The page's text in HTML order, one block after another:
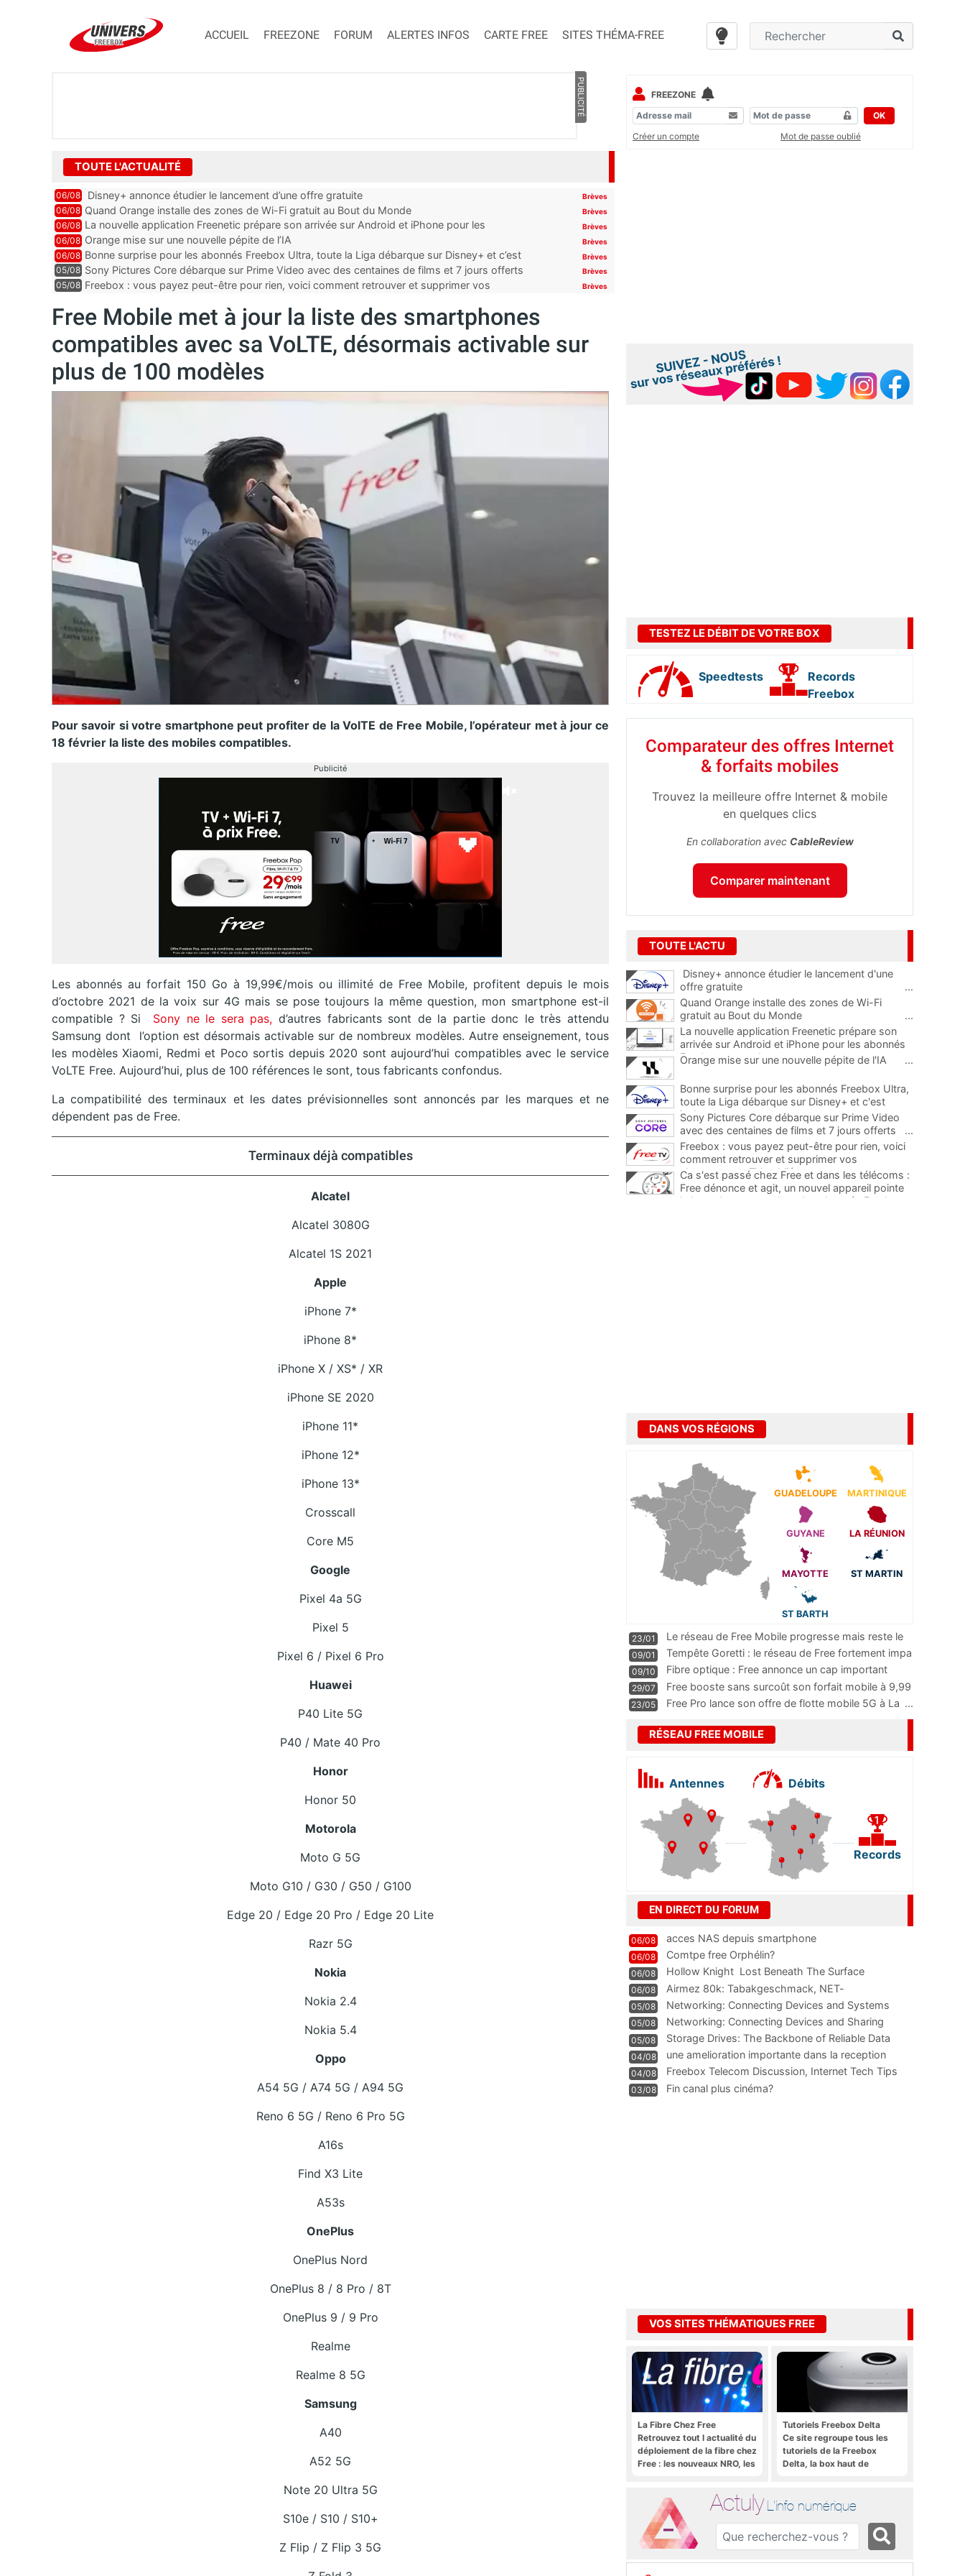
ACCUEIL FREEZONE FORUM ALERTES INFOS CARTE FREE SITES THÉMA-FREE
PUBLICITÉ
TOUTE L'ACTUALITÉ
06/08 Disney+ annonce étudier le lancement d’une offre gratuite Brèves
06/08 Quand Orange installe des zones de Wi-Fi gratuit au Bout du Monde Brèves
06/08 La nouvelle application Freenetic prépare son arrivée sur Android et iPhone pour les
abonnés Freebox, testez la
Brèves
06/08 Orange mise sur une nouvelle pépite de l’IA Brèves
06/08 Bonne surprise pour les abonnés Freebox Ultra, toute la Liga débarque sur Disney+ et c’est
inclus
Brèves
05/08 Sony Pictures Core débarque sur Prime Video avec des centaines de films et 7 jours offerts Brèves
05/08 Freebox : vous payez peut-être pour rien, voici comment retrouver et supprimer vos
Brèves
Free Mobile met à jour la liste des smartphones
compatibles avec sa VoLTE, désormais activable sur
plus de 100 modèles
Pour savoir si votre smartphone peut profiter de la VolTE de Free Mobile, l’opérateur met à jour ce
18 février la liste des mobiles compatibles.
Publicité
Les abonnés au forfait 150 Go à 19,99€/mois ou illimité de Free Mobile, profitent depuis le mois
d’octobre 2021 de la voix sur 4G mais se pose toujours la même question, mon smartphone est-il
compatible ? Si Sony ne le sera pas, d’autres fabricants sont de la partie donc le très attendu
Samsung dont l’option est désormais activable sur de nombreux modèles. Autre enseignement, tous
les modèles Xiaomi, Redmi et Poco sortis depuis 2020 sont aujourd’hui compatibles avec le service
VoLTE Free. Aujourd’hui, plus de 100 références le sont, tous fabricants confondus.
La compatibilité des terminaux et les dates prévisionnelles sont annoncés par les marques et ne
dépendent pas de Free.
Terminaux déjà compatibles
Alcatel
Alcatel 3080G
Alcatel 1S 2021
Apple
iPhone 7*
iPhone 8*
iPhone X / XS* / XR
iPhone SE 2020
iPhone 11*
iPhone 12*
iPhone 13*
Crosscall
Core M5
Google
Pixel 4a 5G
Pixel 5
Pixel 6 / Pixel 6 Pro
Huawei
P40 Lite 5G
P40 / Mate 40 Pro
Honor
Honor 50
Motorola
Moto G 5G
Moto G10 / G30 / G50 / G100
Edge 20 / Edge 20 Pro / Edge 20 Lite
Razr 5G
Nokia
Nokia 2.4
Nokia 5.4
Oppo
A54 5G / A74 5G / A94 5G
Reno 6 5G / Reno 6 Pro 5G
A16s
Find X3 Lite
A53s
OnePlus
OnePlus Nord
OnePlus 8 / 8 Pro / 8T
OnePlus 9 / 9 Pro
Realme
Realme 8 5G
Samsung
A40
A52 5G
Note 20 Ultra 5G
S10e / S10 / S10+
Z Flip / Z Flip 3 5G
FREEZONE
OK
Créer un compte
Mot de passe oublié
TESTEZ LE DÉBIT DE VOTRE BOX
Speedtests
Records
Freebox
Comparateur des offres Internet
& forfaits mobiles
Trouvez la meilleure offre Internet & mobile
en quelques clics
En collaboration avec CableReview
Comparer maintenant
TOUTE L'ACTU
Disney+ annonce étudier le lancement d'une
offre gratuite
...
Quand Orange installe des zones de Wi-Fi
gratuit au Bout du Monde
...
La nouvelle application Freenetic prépare son
arrivée sur Android et iPhone pour les abonnés
Freebox, testez la
Orange mise sur une nouvelle pépite de l'IA ...
Bonne surprise pour les abonnés Freebox Ultra,
toute la Liga débarque sur Disney+ et c'est
inclus
Sony Pictures Core débarque sur Prime Video
avec des centaines de films et 7 jours offerts
...
Freebox : vous payez peut-être pour rien, voici
comment retrouver et supprimer vos
abonnements TV oubliés
...
Ca s'est passé chez Free et dans les télécoms :
Free dénonce et agit, un nouvel appareil pointe
le bout de son nez chez des abonnés Freebox...
DANS VOS RÉGIONS
GUADELOUPE MARTINIQUE
GUYANE LA RÉUNION
MAYOTTE ST MARTIN
ST BARTH
23/01
Le réseau de Free Mobile progresse mais reste le
m
...
09/01
Tempête Goretti : le réseau de Free fortement impa
09/10
Fibre optique : Free annonce un cap important
pass
...
29/07
Free booste sans surcoût son forfait mobile à 9,99
23/05 Free Pro lance son offre de flotte mobile 5G à La ...
RÉSEAU FREE MOBILE
Antennes Débits
Records
EN DIRECT DU FORUM
06/08 acces NAS depuis smartphone
06/08 Comtpe free Orphélin?
06/08 Hollow Knight  Lost Beneath The Surface
06/08
Airmez 80k: Tabakgeschmack, NET-
Technologie und Leistung im
05/08 Networking: Connecting Devices and Systems
05/08
Networking: Connecting Devices and Sharing
Information
05/08
Storage Drives: The Backbone of Reliable Data
Management
04/08
une amelioration importante dans la reception
WIFI
04/08
Freebox Telecom Discussion, Internet Tech Tips
Communi
03/08 Fin canal plus cinéma?
VOS SITES THÉMATIQUES FREE
La Fibre Chez Free
Retrouvez tout l actualité du
déploiement de la fibre chez
Free : les nouveaux NRO, les
Tutoriels Freebox Delta
Ce site regroupe tous les
tutoriels de la Freebox
Delta, la box haut de
Actuly L'info numérique